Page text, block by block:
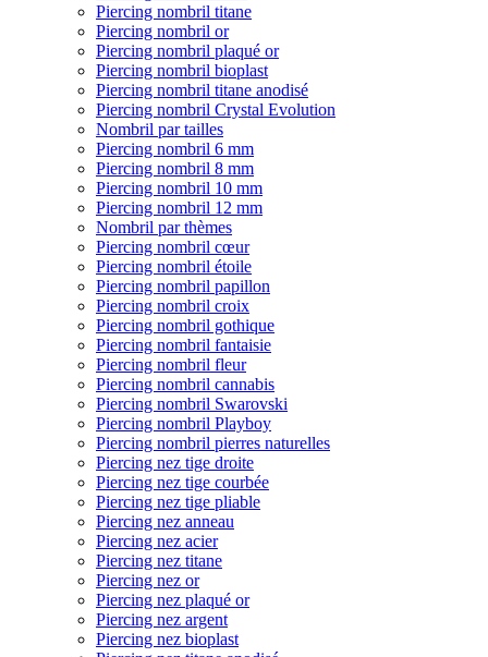
Piercing nombril titane
Piercing nombril or
Piercing nombril plaqué or
Piercing nombril bioplast
Piercing nombril titane anodisé
Piercing nombril Crystal Evolution
Nombril par tailles
Piercing nombril 6 mm
Piercing nombril 8 mm
Piercing nombril 10 mm
Piercing nombril 12 mm
Nombril par thèmes
Piercing nombril cœur
Piercing nombril étoile
Piercing nombril papillon
Piercing nombril croix
Piercing nombril gothique
Piercing nombril fantaisie
Piercing nombril fleur
Piercing nombril cannabis
Piercing nombril Swarovski
Piercing nombril Playboy
Piercing nombril pierres naturelles
Piercing nez tige droite
Piercing nez tige courbée
Piercing nez tige pliable
Piercing nez anneau
Piercing nez acier
Piercing nez titane
Piercing nez or
Piercing nez plaqué or
Piercing nez argent
Piercing nez bioplast